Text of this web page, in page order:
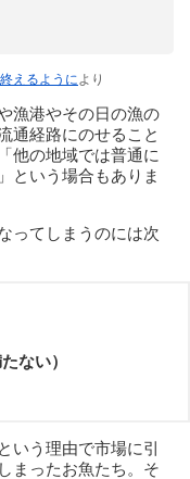
えるようにより
漁港やその日の漁の
通経路にのせること
他の地域では普通に
という場合もありま
ってしまうのには次
ない）
という理由で市場に引
まったお魚たち。そ